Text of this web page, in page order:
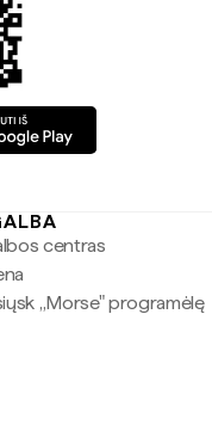
centras
„Morse" programėlę